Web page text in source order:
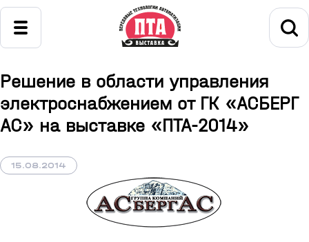
Решение в области управления
электроснабжением от ГК «АСБЕРГ
АС» на выставке «ПТА-2014»
15.08.2014